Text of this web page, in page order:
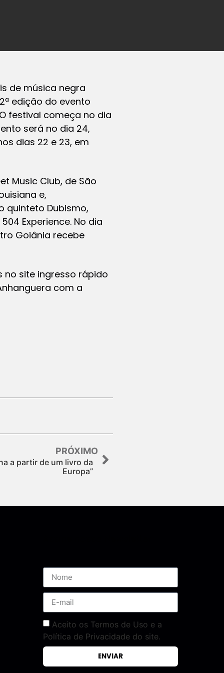
de música negra
edição do evento
festival começa no dia
será no dia 24,
dias 22 e 23, em
Music Club, de São
e,
quinteto Dubismo,
Experience. No dia
Goiânia recebe
no site ingresso rápido
com a
PRÓXIMO
a partir de um livro da
Europa”
Aceito os Termos de Uso e a
Política de Privacidade do site.
ENVIAR